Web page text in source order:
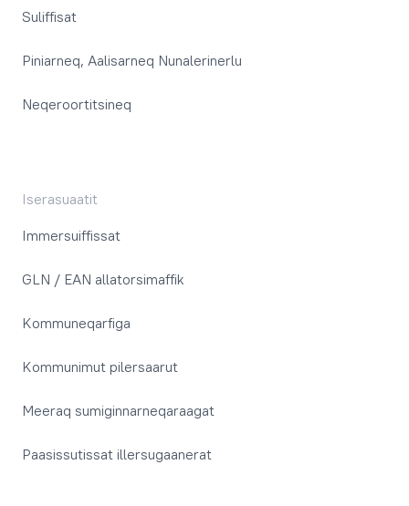
Suliffisat
Piniarneq, Aalisarneq Nunalerinerlu
Neqeroortitsineq
Iserasuaatit
Immersuiffissat
GLN / EAN allatorsimaffik
Kommuneqarfiga
Kommunimut pilersaarut
Meeraq sumiginnarneqaraagat
Paasissutissat illersugaanerat